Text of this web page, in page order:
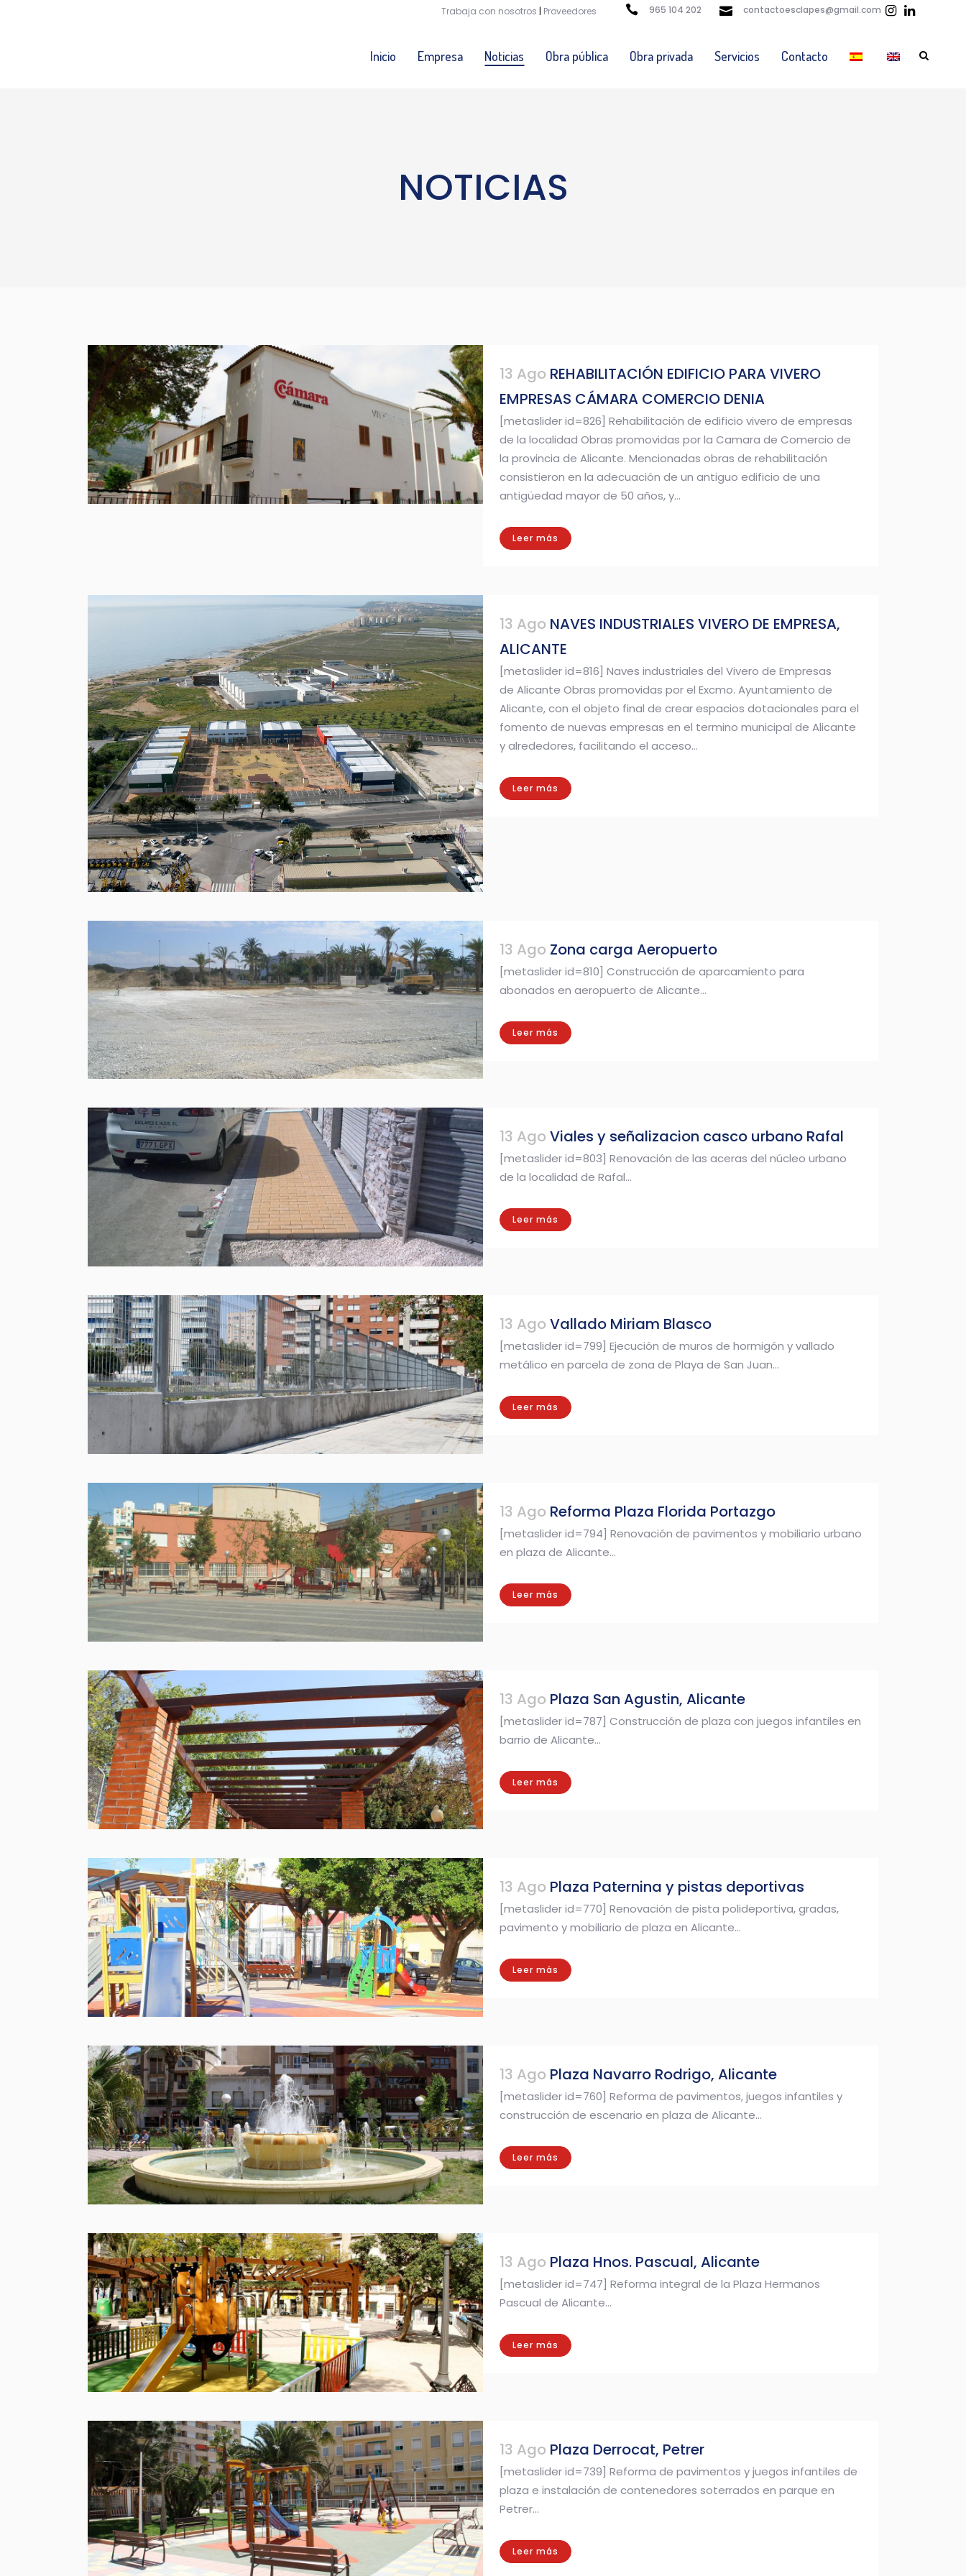
Trabaja con nosotros | Proveedores 965 104 202 contactoesclapes@gmail.com
Inicio Empresa Noticias Obra pública Obra privada Servicios Contacto
NOTICIAS
13 Ago REHABILITACIÓN EDIFICIO PARA VIVERO
EMPRESAS CÁMARA COMERCIO DENIA
[metaslider id=826] Rehabilitación de edificio vivero de empresas
de la localidad Obras promovidas por la Camara de Comercio de
la provincia de Alicante. Mencionadas obras de rehabilitación
consistieron en la adecuación de un antiguo edificio de una
antigüedad mayor de 50 años, y...
Leer más
13 Ago NAVES INDUSTRIALES VIVERO DE EMPRESA,
ALICANTE
[metaslider id=816] Naves industriales del Vivero de Empresas
de Alicante Obras promovidas por el Excmo. Ayuntamiento de
Alicante, con el objeto final de crear espacios dotacionales para el
fomento de nuevas empresas en el termino municipal de Alicante
y alrededores, facilitando el acceso...
Leer más
13 Ago Zona carga Aeropuerto
[metaslider id=810] Construcción de aparcamiento para
abonados en aeropuerto de Alicante...
Leer más
13 Ago Viales y señalizacion casco urbano Rafal
[metaslider id=803] Renovación de las aceras del núcleo urbano
de la localidad de Rafal...
Leer más
13 Ago Vallado Miriam Blasco
[metaslider id=799] Ejecución de muros de hormigón y vallado
metálico en parcela de zona de Playa de San Juan...
Leer más
13 Ago Reforma Plaza Florida Portazgo
[metaslider id=794] Renovación de pavimentos y mobiliario urbano
en plaza de Alicante...
Leer más
13 Ago Plaza San Agustin, Alicante
[metaslider id=787] Construcción de plaza con juegos infantiles en
barrio de Alicante...
Leer más
13 Ago Plaza Paternina y pistas deportivas
[metaslider id=770] Renovación de pista polideportiva, gradas,
pavimento y mobiliario de plaza en Alicante...
Leer más
13 Ago Plaza Navarro Rodrigo, Alicante
[metaslider id=760] Reforma de pavimentos, juegos infantiles y
construcción de escenario en plaza de Alicante...
Leer más
13 Ago Plaza Hnos. Pascual, Alicante
[metaslider id=747] Reforma integral de la Plaza Hermanos
Pascual de Alicante...
Leer más
13 Ago Plaza Derrocat, Petrer
[metaslider id=739] Reforma de pavimentos y juegos infantiles de
plaza e instalación de contenedores soterrados en parque en
Petrer...
Leer más